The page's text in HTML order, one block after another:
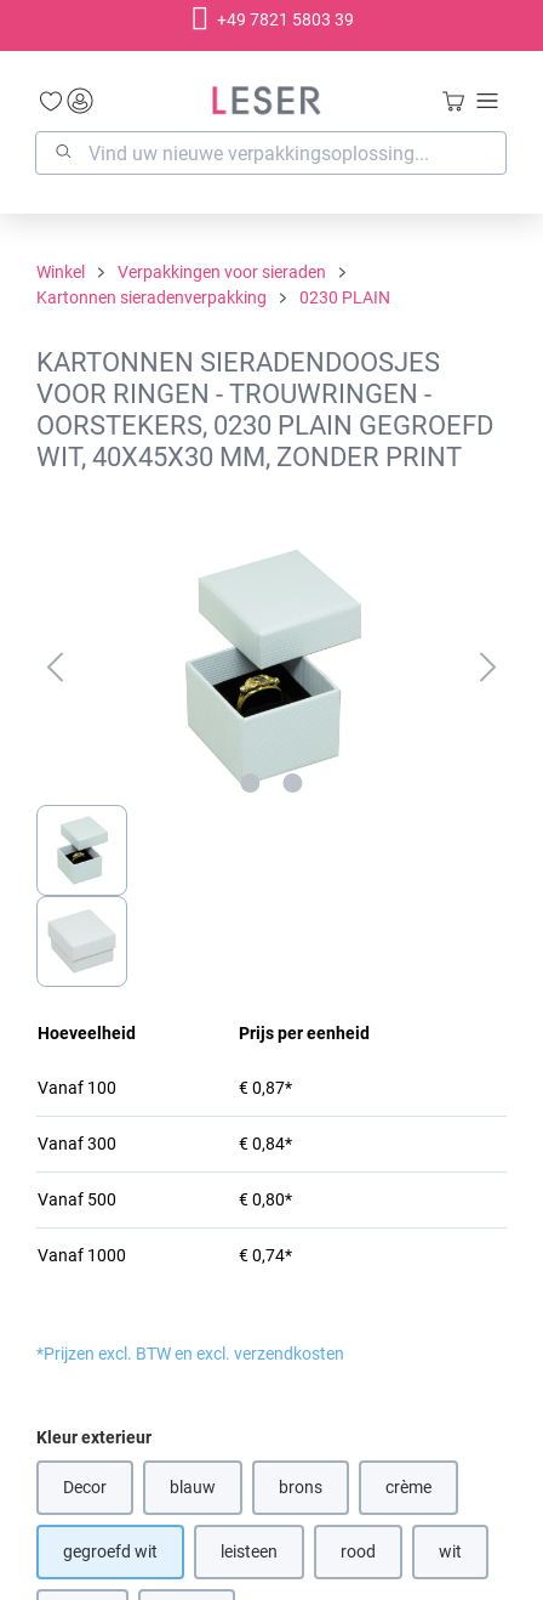
+49 7821 5803 39
Winkel
Verpakkingen voor sieraden
Kartonnen sieradenverpakking
0230 PLAIN
KARTONNEN SIERADENDOOSJES
VOOR RINGEN - TROUWRINGEN -
OORSTEKERS, 0230 PLAIN GEGROEFD
WIT, 40X45X30 MM, ZONDER PRINT
Hoeveelheid Prijs per eenheid
Vanaf 100 € 0,87*
Vanaf300 € 0,84*
Vanaf 500 € 0,80*
Vanaf 1000 € 0,74*
*Prijzen excl. BTW en excl. verzendkosten
Selecteer
Kleur exterieur
Decor blauw(Deze optie is momenteel niet beschikbaar.)
brons
(Deze optie is momenteel niet
crème(Deze optie is
gegroefd wit leisteen rood wit(Deze optie is